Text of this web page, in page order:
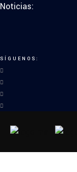
Noticias:
SÍGUENOS: